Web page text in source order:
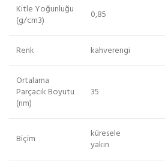
Kitle Yoğunluğu
(g/cm3) 0,85
Renk kahverengi
Ortalama
Parçacık Boyutu
(nm)
35
Biçim
küresele
yakın